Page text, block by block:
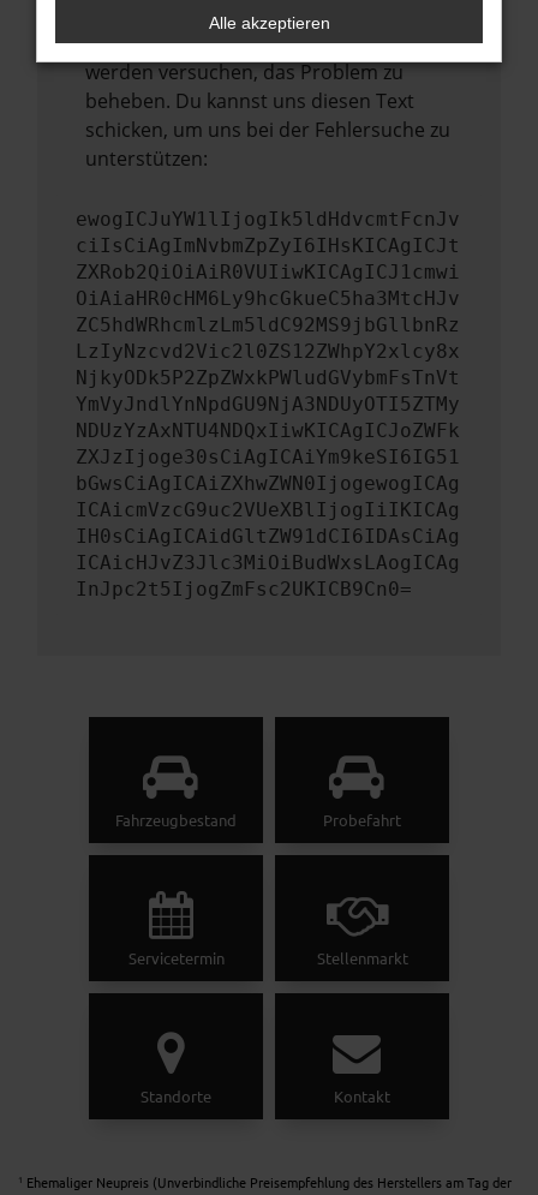
Wenn du alle oben genannten Schritte
versucht hast, kontaktiere uns bitte. Wir
werden versuchen, das Problem zu
beheben. Du kannst uns diesen Text
schicken, um uns bei der Fehlersuche zu
unterstützen:
ewogICJuYW1lIjogIk5ldHdvcmtFcnJv
ciIsCiAgImNvbmZpZyI6IHsKICAgICJt
ZXRob2QiOiAiR0VUIiwKICAgICJ1cmwi
OiAiaHR0cHM6Ly9hcGkueC5ha3MtcHJv
ZC5hdWRhcmlzLm5ldC92MS9jbGllbnRz
LzIyNzcvd2Vic2l0ZS12ZWhpY2xlcy8x
NjkyODk5P2ZpZWxkPWludGVybmFsTnVt
YmVyJndlYnNpdGU9NjA3NDUyOTI5ZTMy
NDUzYzAxNTU4NDQxIiwKICAgICJoZWFk
ZXJzIjoge30sCiAgICAiYm9keSI6IG51
bGwsCiAgICAiZXhwZWN0IjogewogICAg
ICAicmVzcG9uc2VUeXBlIjogIiIKICAg
IH0sCiAgICAidGltZW91dCI6IDAsCiAg
ICAicHJvZ3Jlc3MiOiBudWxsLAogICAg
InJpc2t5IjogZmFsc2UKICB9Cn0=
Fahrzeugbestand Probefahrt
Servicetermin Stellenmarkt
Standorte Kontakt
1
Ehemaliger Neupreis (Unverbindliche Preisempfehlung des Herstellers am Tag der
Alle akzeptieren